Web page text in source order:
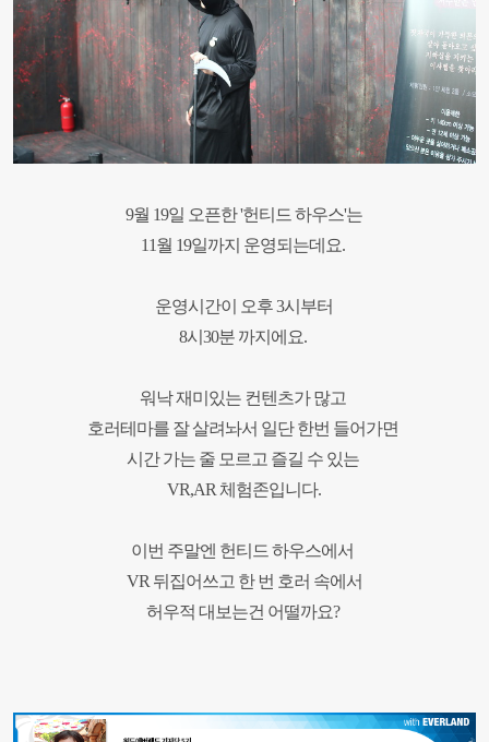
9월 19일 오픈한 '헌티드 하우스'는
11월 19일까지 운영되는데요.
운영시간이 오후 3시부터
8시30분 까지에요.
워낙 재미있는 컨텐츠가 많고
호러테마를 잘 살려놔서 일단 한번 들어가면
시간 가는 줄 모르고 즐길 수 있는
VR,AR 체험존입니다.
이번 주말엔 헌티드 하우스에서
VR 뒤집어쓰고 한 번 호러 속에서
허우적 대보는건 어떨까요?